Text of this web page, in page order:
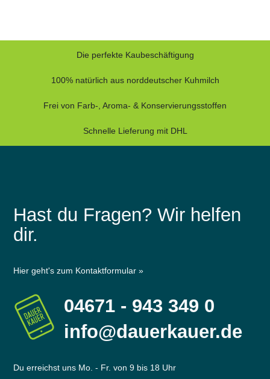
Die perfekte Kaubeschäftigung
100% natürlich aus norddeutscher Kuhmilch
Frei von Farb-, Aroma- & Konservierungsstoffen
Schnelle Lieferung mit DHL
Hast du Fragen? Wir helfen
dir.
Hier geht's zum Kontaktformular »
04671 - 943 349 0
info@dauerkauer.de
Du erreichst uns Mo. - Fr. von 9 bis 18 Uhr